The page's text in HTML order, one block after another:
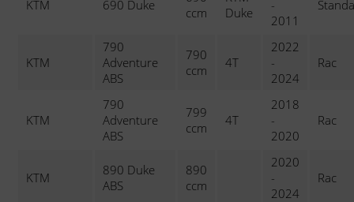
KTM 690 Duke
ccm
Duke
-
2011
KTM
790
Adventure
ABS
790
ccm
4T
2022
-
2024
Rac
KTM
790
Adventure
ABS
799
ccm
4T
2018
-
2020
Rac
KTM
890 Duke
ABS
890
ccm
2020
-
2024
Rac